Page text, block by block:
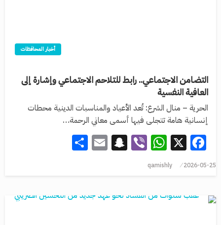
أخبار المحافظات
التضامن الاجتماعي.. رابط للتلاحم الاجتماعي وإشارة إلى
العافية النفسية
الحرية – منال الشرع: تُعد الأعياد والمناسبات الدينية محطات
إنسانية هامة تتجلى فيها أسمى معاني الرحمة…
Facebook
X
WhatsApp
Viber
Snapchat
Email
2026-05-25
qamishly